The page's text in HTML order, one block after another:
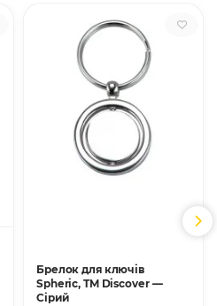
Брелок для ключів
Spheric, TM Discover —
Сірий